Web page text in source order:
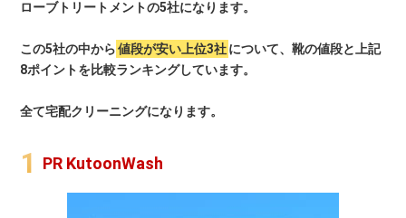
ローブトリートメントの5社になります。
この5社の中から 値段が安い上位3社について、靴の値段と上記
8ポイントを比較ランキングしています。
全て宅配クリーニングになります。
PR KutoonWash